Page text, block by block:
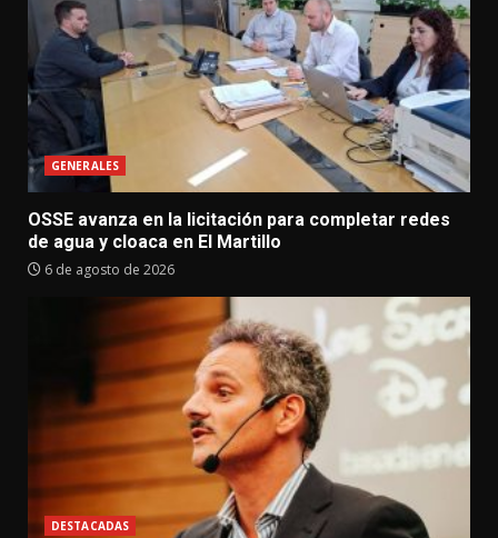
GENERALES
OSSE avanza en la licitación para completar redes
de agua y cloaca en El Martillo
6 de agosto de 2026
DESTACADAS